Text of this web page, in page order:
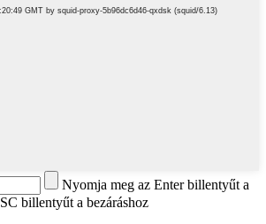
Nyomja meg az Enter billentyűt a
billentyűt a bezáráshoz